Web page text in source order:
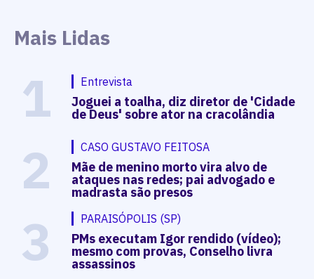
Mais Lidas
1 Entrevista
Joguei a toalha, diz diretor de 'Cidade
de Deus' sobre ator na cracolândia
2 CASO GUSTAVO FEITOSA
Mãe de menino morto vira alvo de
ataques nas redes; pai advogado e
madrasta são presos
3 PARAISÓPOLIS (SP)
PMs executam Igor rendido (vídeo);
mesmo com provas, Conselho livra
assassinos